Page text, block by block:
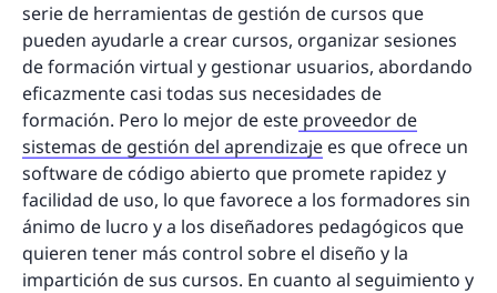
serie de herramientas de gestión de cursos que
pueden ayudarle a crear cursos, organizar sesiones
de formación virtual y gestionar usuarios, abordando
eficazmente casi todas sus necesidades de
formación. Pero lo mejor de este proveedor de
sistemas de gestión del aprendizaje es que ofrece un
software de código abierto que promete rapidez y
facilidad de uso, lo que favorece a los formadores sin
ánimo de lucro y a los diseñadores pedagógicos que
quieren tener más control sobre el diseño y la
impartición de sus cursos. En cuanto al seguimiento y